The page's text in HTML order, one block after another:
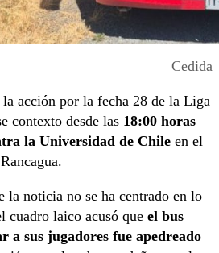
Cedida
acción por la fecha 28 de la Liga
contexto desde las 18:00 horas
la Universidad de Chile en el
la noticia no se ha centrado en lo
cuadro laico acusó que el bus
a sus jugadores fue apedreado